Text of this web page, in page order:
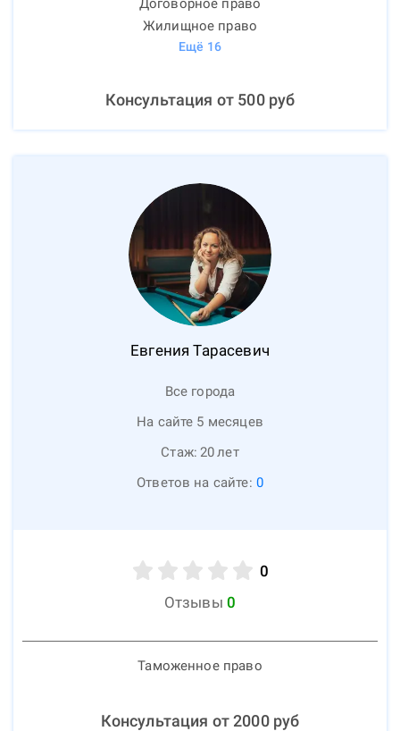
Договорное право
Жилищное право
Ещё 16
Консультация от 500руб
Евгения Тарасевич
Все города
На сайте 5 месяцев
Стаж: 20лет
Ответов на сайте: 0
0
Отзывы 0
Таможенное право
Консультация от2000руб